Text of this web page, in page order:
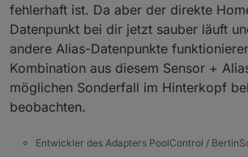
fehlerhaft ist. Da aber der direkte
Datenpunkt bei dir jetzt sauber läuft
andere Alias-Datenpunkte
Kombination aus diesem Sensor +
möglichen Sonderfall im Hinterkopf
beobachten.
Entwickler des Adapters PoolControl /